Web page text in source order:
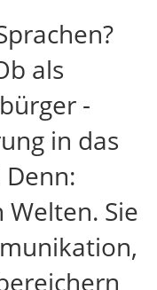
als
-
in das
Sie